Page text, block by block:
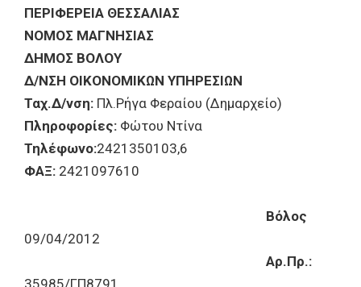
ΠΕΡΙΦΕΡΕΙΑ ΘΕΣΣΑΛΙΑΣ
ΝΟΜΟΣ ΜΑΓΝΗΣΙΑΣ
ΔΗΜΟΣ ΒΟΛΟΥ
Δ/ΝΣΗ ΟΙΚΟΝΟΜΙΚΩΝ ΥΠΗΡΕΣΙΩΝ
Ταχ.Δ/νση: Πλ.Ρήγα Φεραίου (Δημαρχείο)
Πληροφορίες: Φώτου Ντίνα
Τηλέφωνο:2421350103,6
ΦΑΞ: 2421097610
Βόλος
09/04/2012
Αρ.Πρ.:
35985/ΓΠ8791